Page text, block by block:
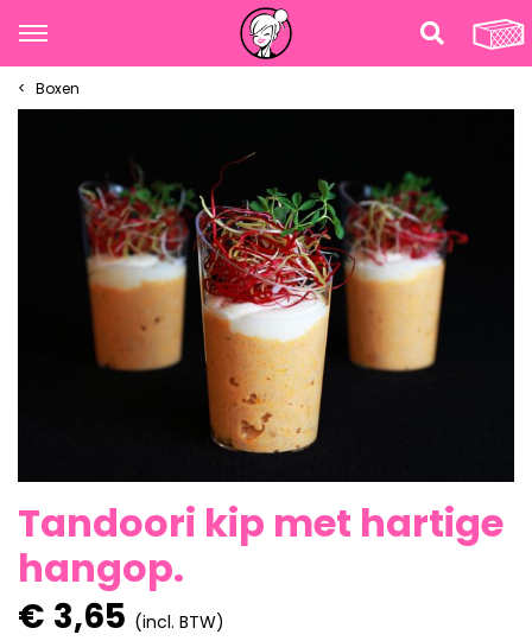
Boxen
Tandoori kip met hartige
hangop.
€ 3,65 (incl. BTW)